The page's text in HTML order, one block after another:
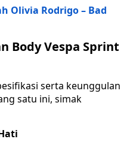
Olivia Rodrigo – Bad
Body Vespa Sprint
serta keunggulan
satu ini, simak